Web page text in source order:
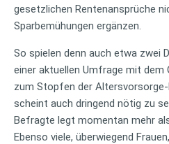
gesetzlichen Rentenansprüche
Sparbemühungen ergänzen.
So spielen denn auch etwa zwei
einer aktuellen Umfrage mit dem
zum Stopfen der
scheint auch dringend nötig zu
Befragte legt momentan mehr
Ebenso viele, überwiegend